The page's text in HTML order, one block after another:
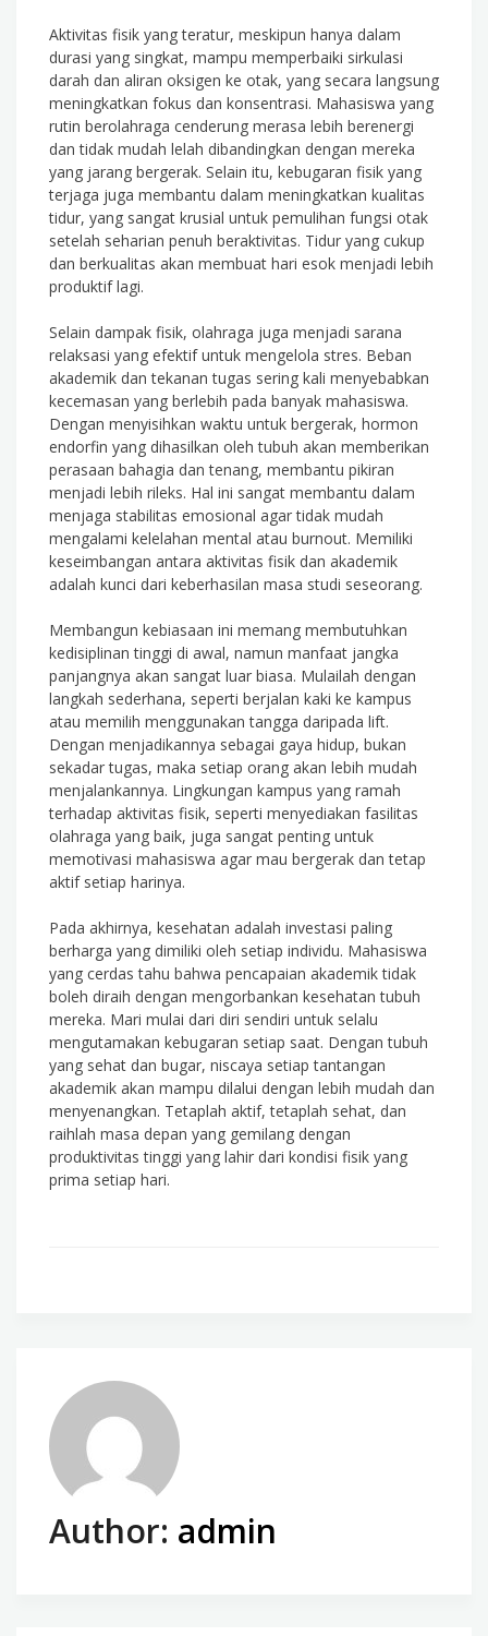
Aktivitas fisik yang teratur, meskipun hanya dalam
durasi yang singkat, mampu memperbaiki sirkulasi
darah dan aliran oksigen ke otak, yang secara langsung
meningkatkan fokus dan konsentrasi. Mahasiswa yang
rutin berolahraga cenderung merasa lebih berenergi
dan tidak mudah lelah dibandingkan dengan mereka
yang jarang bergerak. Selain itu, kebugaran fisik yang
terjaga juga membantu dalam meningkatkan kualitas
tidur, yang sangat krusial untuk pemulihan fungsi otak
setelah seharian penuh beraktivitas. Tidur yang cukup
dan berkualitas akan membuat hari esok menjadi lebih
produktif lagi.
Selain dampak fisik, olahraga juga menjadi sarana
relaksasi yang efektif untuk mengelola stres. Beban
akademik dan tekanan tugas sering kali menyebabkan
kecemasan yang berlebih pada banyak mahasiswa.
Dengan menyisihkan waktu untuk bergerak, hormon
endorfin yang dihasilkan oleh tubuh akan memberikan
perasaan bahagia dan tenang, membantu pikiran
menjadi lebih rileks. Hal ini sangat membantu dalam
menjaga stabilitas emosional agar tidak mudah
mengalami kelelahan mental atau burnout. Memiliki
keseimbangan antara aktivitas fisik dan akademik
adalah kunci dari keberhasilan masa studi seseorang.
Membangun kebiasaan ini memang membutuhkan
kedisiplinan tinggi di awal, namun manfaat jangka
panjangnya akan sangat luar biasa. Mulailah dengan
langkah sederhana, seperti berjalan kaki ke kampus
atau memilih menggunakan tangga daripada lift.
Dengan menjadikannya sebagai gaya hidup, bukan
sekadar tugas, maka setiap orang akan lebih mudah
menjalankannya. Lingkungan kampus yang ramah
terhadap aktivitas fisik, seperti menyediakan fasilitas
olahraga yang baik, juga sangat penting untuk
memotivasi mahasiswa agar mau bergerak dan tetap
aktif setiap harinya.
Pada akhirnya, kesehatan adalah investasi paling
berharga yang dimiliki oleh setiap individu. Mahasiswa
yang cerdas tahu bahwa pencapaian akademik tidak
boleh diraih dengan mengorbankan kesehatan tubuh
mereka. Mari mulai dari diri sendiri untuk selalu
mengutamakan kebugaran setiap saat. Dengan tubuh
yang sehat dan bugar, niscaya setiap tantangan
akademik akan mampu dilalui dengan lebih mudah dan
menyenangkan. Tetaplah aktif, tetaplah sehat, dan
raihlah masa depan yang gemilang dengan
produktivitas tinggi yang lahir dari kondisi fisik yang
prima setiap hari.
Author: admin